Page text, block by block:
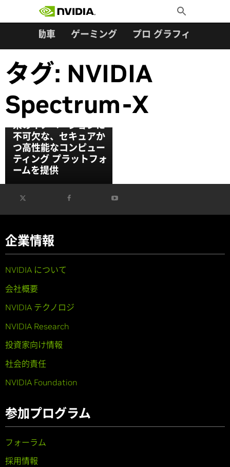
Toggle
Search
自動車 ゲーミング プロ グラフィックス
タグ: NVIDIA
Spectrum-X
ルスタックのパートナ
ーシップを拡大し、将
来のイノベーションに
不可欠な、セキュアか
つ高性能なコンピュー
ティング プラットフォ
ームを提供
企業情報
NVIDIA について
会社概要
NVIDIA テクノロジ
NVIDIA Research
投資家向け情報
社会的責任
NVIDIA Foundation
参加プログラム
フォーラム
採用情報